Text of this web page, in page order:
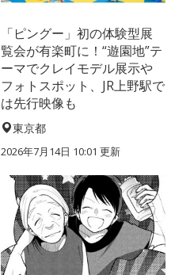
「ピングー」初の体験型展
覧会が有楽町に！“遊園地”テ
ーマでクレイモデル展示や
フォトスポット、JR上野駅で
は先行映像も
東京都
2026年7月14日 10:01 更新